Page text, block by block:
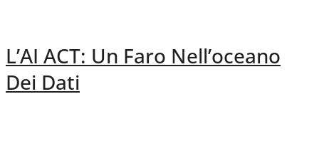
L’AI ACT: Un Faro Nell’oceano
Dei Dati